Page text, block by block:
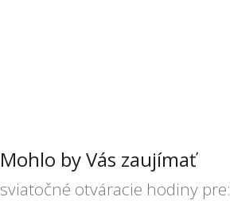
Mohlo by Vás zaujímať
sviatočné otváracie hodiny pre: